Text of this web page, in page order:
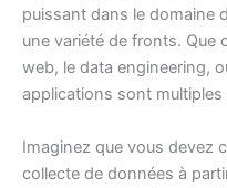
puissant dans le domaine
une variété de fronts. Que
web, le data engineering,
applications sont
Imaginez que vous devez
collecte de données à